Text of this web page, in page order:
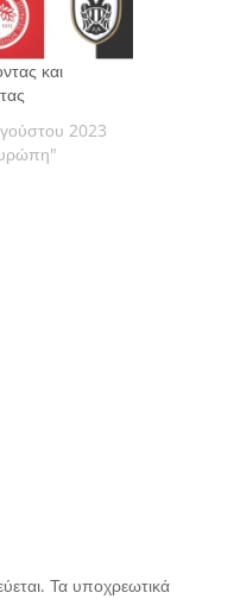
και
2023
Τα υποχρεωτικά